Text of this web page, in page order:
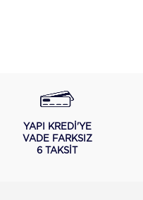
YAPI KREDİ'YE
VADE FARKSIZ
6 TAKSİT